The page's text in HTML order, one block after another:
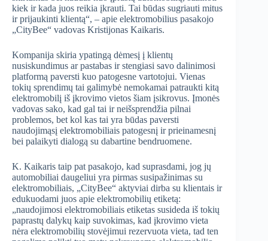
kiek ir kada juos reikia įkrauti. Tai būdas sugriauti mitus
ir prijaukinti klientą“, – apie elektromobilius pasakojo
„CityBee“ vadovas Kristijonas Kaikaris.
Kompanija skiria ypatingą dėmesį į klientų
nusiskundimus ar pastabas ir stengiasi savo dalinimosi
platformą paversti kuo patogesne vartotojui. Vienas
tokių sprendimų tai galimybė nemokamai patraukti kitą
elektromobilį iš įkrovimo vietos šiam įsikrovus. Įmonės
vadovas sako, kad gal tai ir neišsprendžia pilnai
problemos, bet kol kas tai yra būdas paversti
naudojimąsį elektromobiliais patogesnį ir prieinamesnį
bei palaikyti dialogą su dabartine bendruomene.
K. Kaikaris taip pat pasakojo, kad suprasdami, jog jų
automobiliai daugeliui yra pirmas susipažinimas su
elektromobiliais, „CityBee“ aktyviai dirba su klientais ir
edukuodami juos apie elektromobilių etiketą:
„naudojimosi elektromobiliais etiketas susideda iš tokių
paprastų dalykų kaip suvokimas, kad įkrovimo vieta
nėra elektromobilių stovėjimui rezervuota vieta, tad ten